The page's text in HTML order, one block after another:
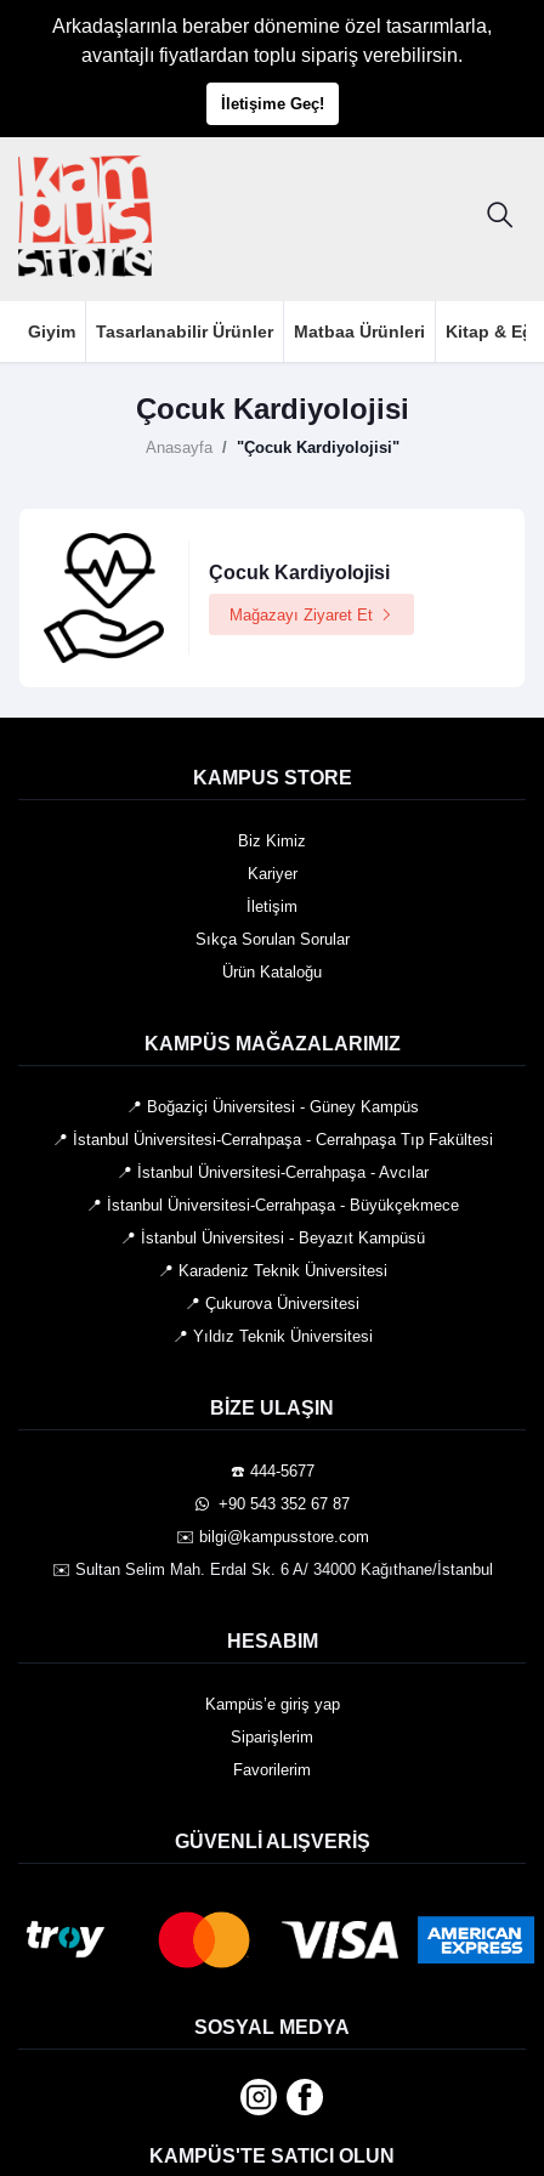
Arkadaşlarınla beraber dönemine özel tasarımlarla,
avantajlı fiyatlardan toplu sipariş verebilirsin.
İletişime Geç!
Giyim Tasarlanabilir Ürünler Matbaa Ürünleri Kitap &
Çocuk Kardiyolojisi
Anasayfa "Çocuk Kardiyolojisi"
Çocuk Kardiyolojisi
Mağazayı Ziyaret Et
KAMPUS STORE
Biz Kimiz
Kariyer
İletişim
Sıkça Sorulan Sorular
Ürün Kataloğu
KAMPÜS MAĞAZALARIMIZ
📍 Boğaziçi Üniversitesi - Güney Kampüs
📍 İstanbul Üniversitesi-Cerrahpaşa - Cerrahpaşa Tıp Fakültesi
📍 İstanbul Üniversitesi-Cerrahpaşa - Avcılar
📍 İstanbul Üniversitesi-Cerrahpaşa - Büyükçekmece
📍 İstanbul Üniversitesi - Beyazıt Kampüsü
📍 Karadeniz Teknik Üniversitesi
📍 Çukurova Üniversitesi
📍 Yıldız Teknik Üniversitesi
BIZE ULAŞIN
☎️ 444-5677
️ +90 543 352 67 87
✉️ bilgi@kampusstore.com
✉️ Sultan Selim Mah. Erdal Sk. 6 A/ 34000 Kağıthane/İstanbul
HESABIM
Kampüs’e giriş yap
Siparişlerim
Favorilerim
GÜVENLI ALIŞVERIŞ
SOSYAL MEDYA
KAMPÜS'TE SATICI OLUN